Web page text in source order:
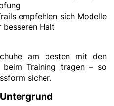
empfehlen sich Modelle
Halt
am besten mit den
Training tragen – so
sicher.